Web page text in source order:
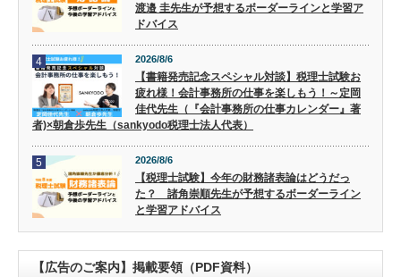
渡邉 圭先生が予想するボーダーラインと学習ア
ドバイス
4 2026/8/6
【書籍発売記念スペシャル対談】税理士試験お
疲れ様！会計事務所の仕事を楽しもう！～定岡
佳代先生（『会計事務所の仕事カレンダー』著
者)×朝倉歩先生（sankyodo税理士法人代表）
5 2026/8/6
【税理士試験】今年の財務諸表論はどうだっ
た？ 諸角崇順先生が予想するボーダーライン
と学習アドバイス
【広告のご案内】掲載要領（PDF資料）